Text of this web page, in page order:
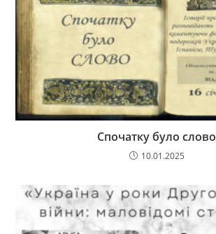
Спочатку було слово
10.01.2025